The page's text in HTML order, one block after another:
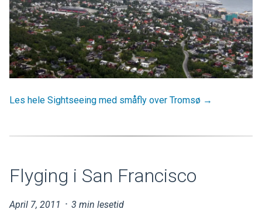
Les hele Sightseeing med småfly over Tromsø →
Flyging i San Francisco
April 7, 2011 · 3 min lesetid